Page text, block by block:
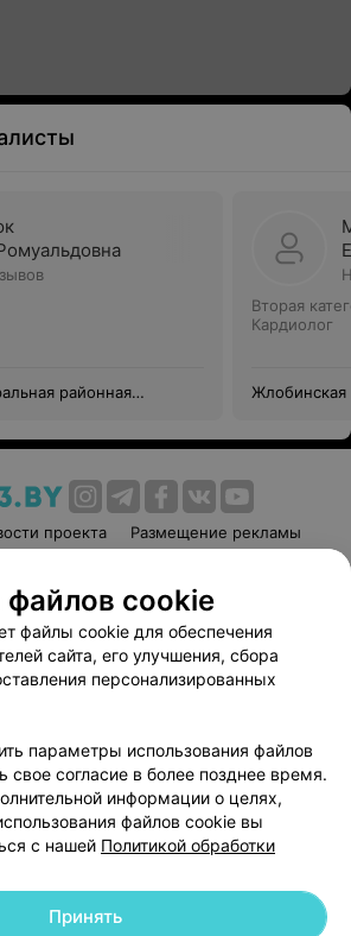
районная
Вторая
Кардиолог
Жлобинская
проекта
Размещение рекламы
соглашение
Способы оплаты
Вакансии
Партнеры
руководителю 103.by
персональных данных
УНП 191700409 | 220012, Республика Беларусь,
файлов cookie
файлы cookie для обеспечения
сайта, его улучшения, сбора
персонализированных
параметры использования файлов
свое согласие в более позднее время.
информации о целях,
файлов cookie вы
с нашей Политикой обработки
Принять